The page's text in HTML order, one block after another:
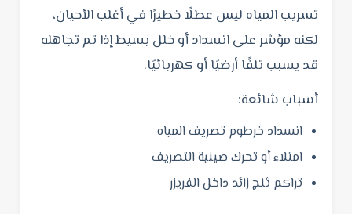
تسريب المياه ليس عطلًا خطيرًا في أغلب الأحيان،
لكنه مؤشر على انسداد أو خلل بسيط إذا تم تجاهله
قد يسبب تلفًا أرضيًا أو كهربائيًا.
أسباب شائعة:
انسداد خرطوم تصريف المياه
امتلاء أو تحرك صينية التصريف
تراكم ثلج زائد داخل الفريزر